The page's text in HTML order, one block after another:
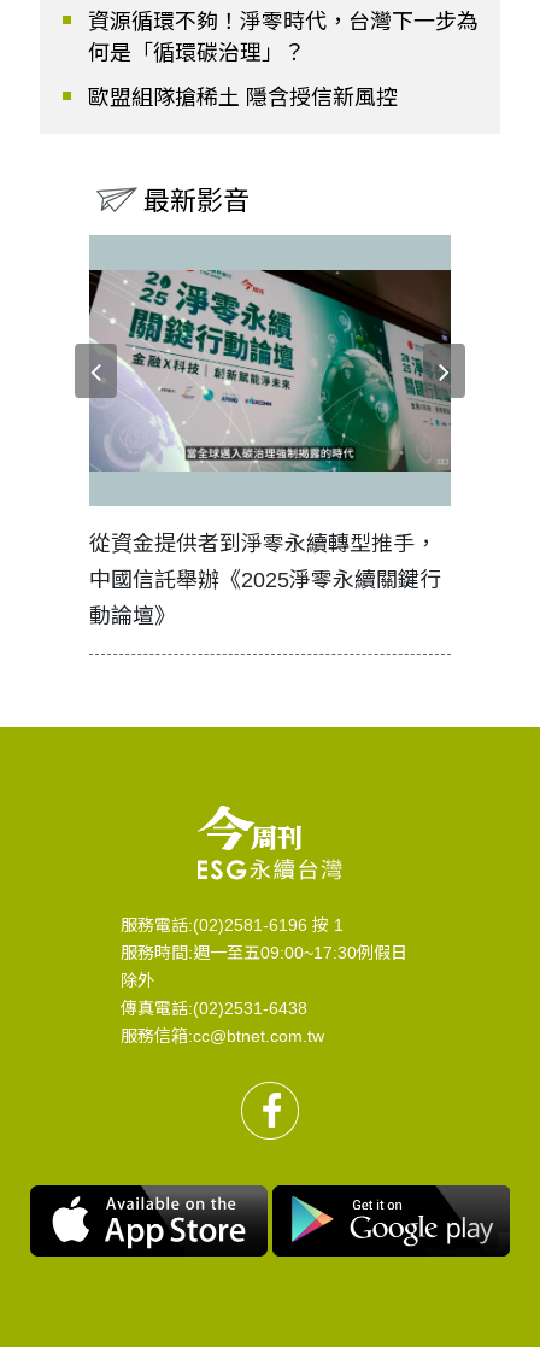
資源循環不夠！淨零時代，台灣下一步為
何是「循環碳治理」？
歐盟組隊搶稀土 隱含授信新風控
最新影音
從資金提供者到淨零永續轉型推手，
中國信託舉辦《2025淨零永續關鍵行
動論壇》
服務電話:(02)2581-6196 按 1
服務時間:週一至五09:00~17:30例假日
除外
傳真電話:(02)2531-6438
服務信箱:cc@btnet.com.tw